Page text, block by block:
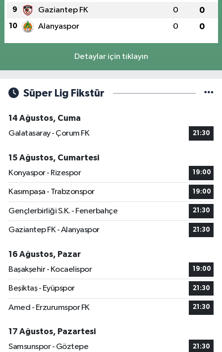
9 Gaziantep FK 0 0
10 Alanyaspor 0 0
Detaylar için tıklayın
Süper Lig Fikstür
14 Ağustos, Cuma
Galatasaray - Çorum FK
21:30
15 Ağustos, Cumartesi
Konyaspor - Rizespor
19:00
Kasımpaşa - Trabzonspor 19:00
Gençlerbirliği S.K. - Fenerbahçe 21:30
Gaziantep FK - Alanyaspor 21:30
16 Ağustos, Pazar
Başakşehir - Kocaelispor
19:00
Beşiktaş - Eyüpspor 21:30
Amed - Erzurumspor FK 21:30
17 Ağustos, Pazartesi
Samsunspor - Göztepe
21:30